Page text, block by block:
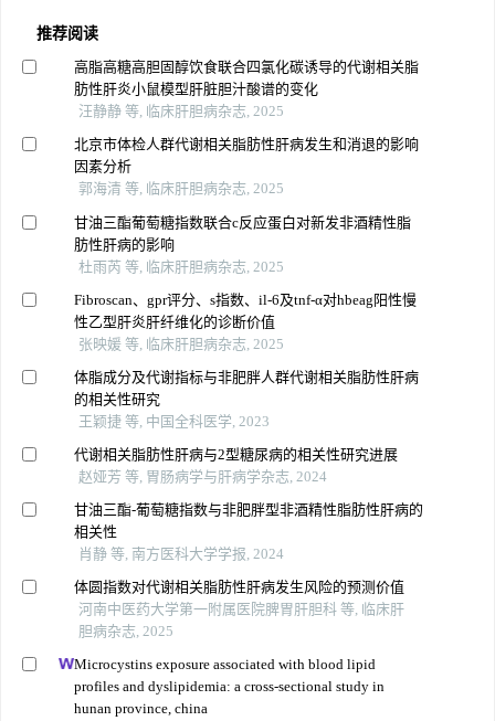
推荐阅读
高脂高糖高胆固醇饮食联合四氯化碳诱导的代谢相关脂
肪性肝炎小鼠模型肝脏胆汁酸谱的变化
汪静静 等, 临床肝胆病杂志, 2025
北京市体检人群代谢相关脂肪性肝病发生和消退的影响
因素分析
郭海清 等, 临床肝胆病杂志, 2025
甘油三酯葡萄糖指数联合c反应蛋白对新发非酒精性脂
肪性肝病的影响
杜雨芮 等, 临床肝胆病杂志, 2025
Fibroscan、gpr评分、s指数、il-6及tnf-α对hbeag阳性慢
性乙型肝炎肝纤维化的诊断价值
张映媛 等, 临床肝胆病杂志, 2025
体脂成分及代谢指标与非肥胖人群代谢相关脂肪性肝病
的相关性研究
王颖捷 等, 中国全科医学, 2023
代谢相关脂肪性肝病与2型糖尿病的相关性研究进展
赵娅芳 等, 胃肠病学与肝病学杂志, 2024
甘油三酯-葡萄糖指数与非肥胖型非酒精性脂肪性肝病的
相关性
肖静 等, 南方医科大学学报, 2024
体圆指数对代谢相关脂肪性肝病发生风险的预测价值
河南中医药大学第一附属医院脾胃肝胆科 等, 临床肝
胆病杂志, 2025
Microcystins exposure associated with blood lipid
profiles and dyslipidemia: a cross-sectional study in
hunan province, china